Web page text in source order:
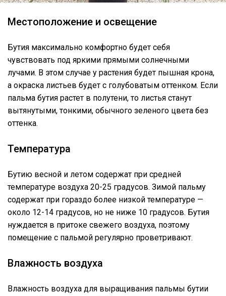
Местоположение и освещение
Бутия максимально комфортно будет себя
чувствовать под яркими прямыми солнечными
лучами. В этом случае у растения будет пышная крона,
а окраска листьев будет с голубоватым оттенком. Если
пальма бутия растет в полутени, то листья станут
вытянутыми, тонкими, обычного зеленого цвета без
оттенка.
Температура
Бутию весной и летом содержат при средней
температуре воздуха 20-25 градусов. Зимой пальму
содержат при гораздо более низкой температуре —
около 12-14 градусов, но не ниже 10 градусов. Бутия
нуждается в притоке свежего воздуха, поэтому
помещение с пальмой регулярно проветривают.
Влажность воздуха
Влажность воздуха для выращивания пальмы бутии